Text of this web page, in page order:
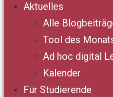
Aktuelles
Alle
Tool des
Ad hoc digital
Kalender
Für Studierende